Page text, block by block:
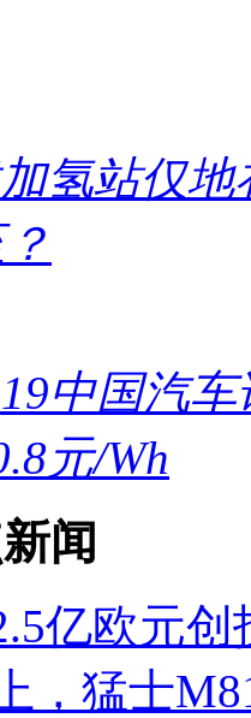
氢站仅地
中国汽
元/Wh
闻
亿欧元
，猛士